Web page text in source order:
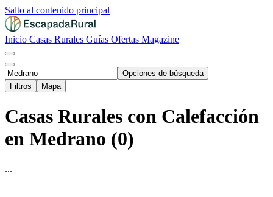
Salto al contenido principal
Inicio Casas Rurales Guías Ofertas Magazine
Opciones de búsqueda
Filtros
Mapa
Casas Rurales con Calefacción
en Medrano (0)
...